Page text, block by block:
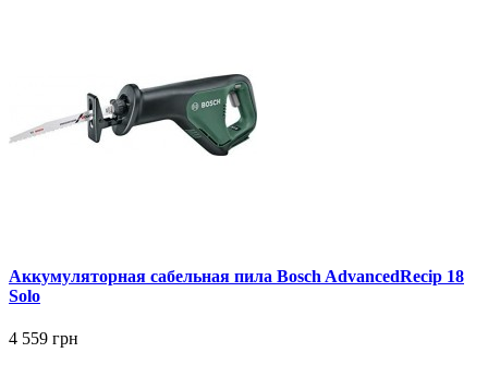
Аккумуляторная сабельная пила Bosch AdvancedRecip 18
Solo
4 559 грн